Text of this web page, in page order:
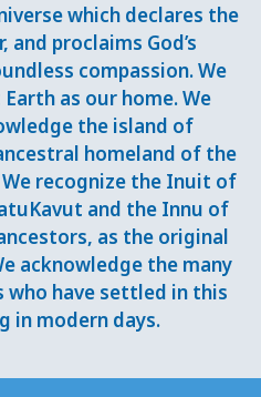
which declares the
proclaims God’s
compassion. We
as our home. We
the island of
homeland of the
recognize the Inuit of
and the Innu of
as the original
acknowledge the many
who have settled in this
in modern days.